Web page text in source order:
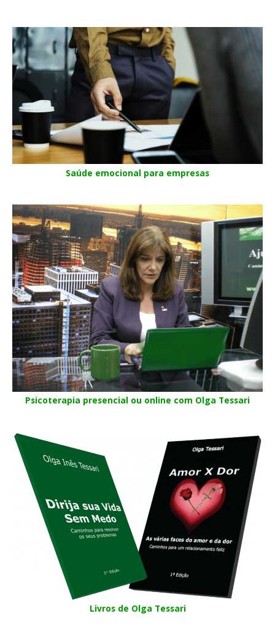
Saúde emocional para empresas
Psicoterapia presencial ou online com Olga Tessari
Livros de Olga Tessari